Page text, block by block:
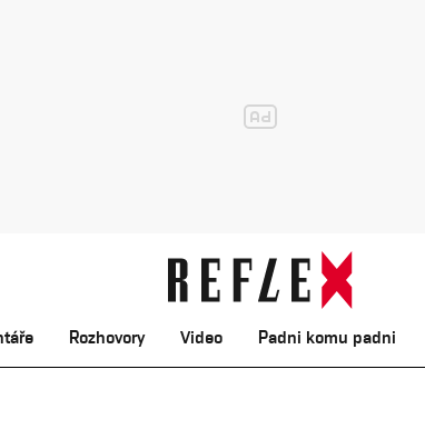
Rozhovory Video Padni komu padni